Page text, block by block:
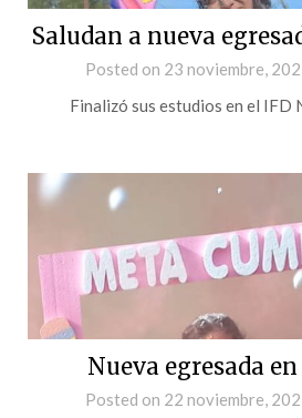
Saludan a nueva
Posted on 23 noviembre,
Finalizó sus estudios en el IFD
Nueva egresada
Posted on 22 noviembre,